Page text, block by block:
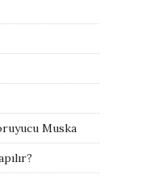
Muska